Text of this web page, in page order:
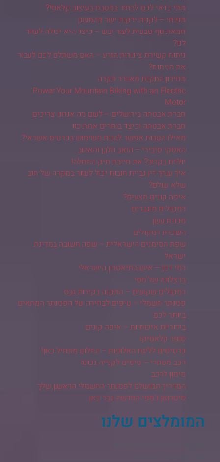
מתי כדאי לכם לבחור במטבח בעיצוב קלאסי?
תפוחי – לקנות ירקות ישר מהמשק
חמאת גוף טבעית לעור יבש – כיצד היא יכולה לעזור
לנו?
ניתוח קשירת צינורות הזרע – האם משתלם לכם לעבור
את הניתוח?
מחירון התקנת מאוורר תקרה
Power Your Mountain Biking with an Electric
Motor
חברת אבטחה בירושלים – לשם מה אנחנו צריכים
חברת אבטחה וכיצד בוחרים אחת כזו
מאילו הטבות אפשר להנות משימוש בכרטיס אשראי?
האסקי סיבירי – הזאב הלבן והאהוב
יולדת בקרוב? את חייבת תיק החתלה!
איך עורך דין גביית חובות יכול לעזור במקרה של חוב
שלא שולם?
איפה קונים מצעים?
רמקולים מוגברים
מכונת עשן
השכרת רמקולים
שפת הסימנים הישראלית – שפה חשובה במדינת
ישראל
רמי דנון – איש התיאטרון הישראלי
ברצלונה של מסי
רמקולים שקועים – התקנה בקירות גבס
פסנתר חשמלי – טיפים לבחירה של הפסנתר המתאים
ביותר לכם
בידוריות איכותיות – איפה קונים
סופר קלאסיקו
כרטיסים לליגת האלופות – החלום מתחיל כאן!
רכב מסחרי – טיפים לקנייה נכונה
מימון לרכב
המדריך המושלם לפסנתר החשמלי הראשון שלך
סיטרואן ג'מפי החדשה כבר כאן
המומלצים שלנו